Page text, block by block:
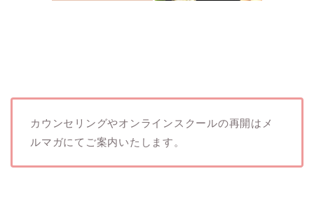
カウンセリングやオンラインスクールの再開はメ
ルマガにてご案内いたします。